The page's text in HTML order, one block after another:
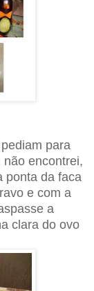
para
encontrei,
ponta da faca
e com a
a
clara do ovo